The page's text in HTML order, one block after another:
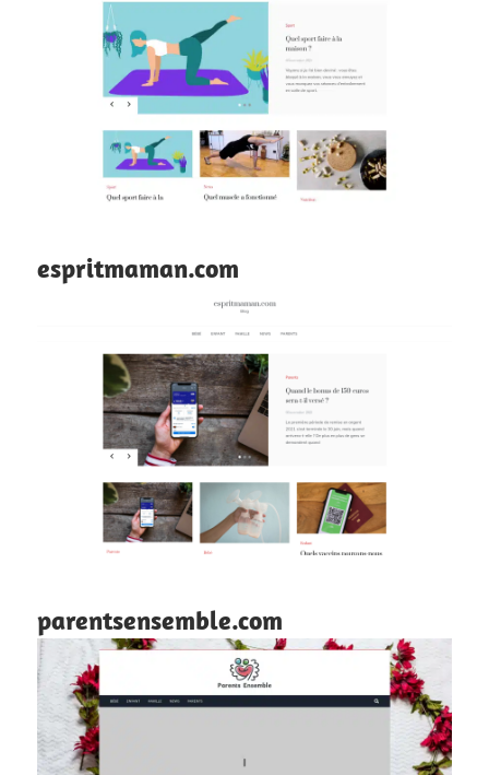
espritmaman.com
parentsensemble.com